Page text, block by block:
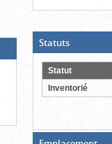
bloc
d'onglets
Statuts(Boite
ouverte,
cliquer
pour
fermer)
Statut
Inventorié